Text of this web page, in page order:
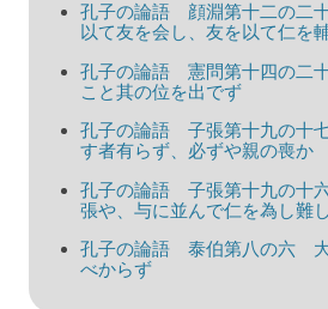
孔子の論語 顔淵第十二の二
以て友を会し、友を以て仁を
孔子の論語 憲問第十四の二
こと其の位を出でず
孔子の論語 子張第十九の十
す者有らず、必ずや親の喪か
孔子の論語 子張第十九の十
張や、与に並んで仁を為し難し
孔子の論語 泰伯第八の六 大
べからず